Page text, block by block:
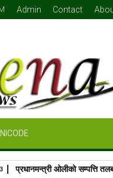
Admin Contact
प्रधानमन्त्री ओलीको सम्पत्ति